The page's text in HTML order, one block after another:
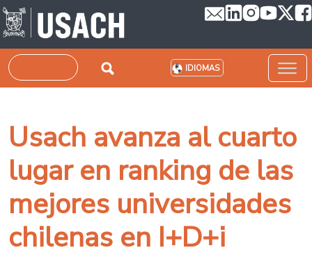
Pasar al contenido principal
Buscar IDIOMAS
Usach avanza al cuarto
lugar en ranking de las
mejores universidades
chilenas en I+D+i